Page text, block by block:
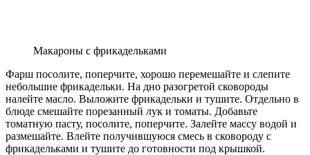
Макароны с фрикадельками
Фарш посолите, поперчите, хорошо перемешайте и слепите
небольшие фрикадельки. На дно разогретой сковороды
налейте масло. Выложите фрикадельки и тушите. Отдельно в
блюде смешайте порезанный лук и томаты. Добавьте
томатную пасту, посолите, поперчите. Залейте массу водой и
размешайте. Влейте получившуюся смесь в сковороду с
фрикадельками и тушите до готовности под крышкой.